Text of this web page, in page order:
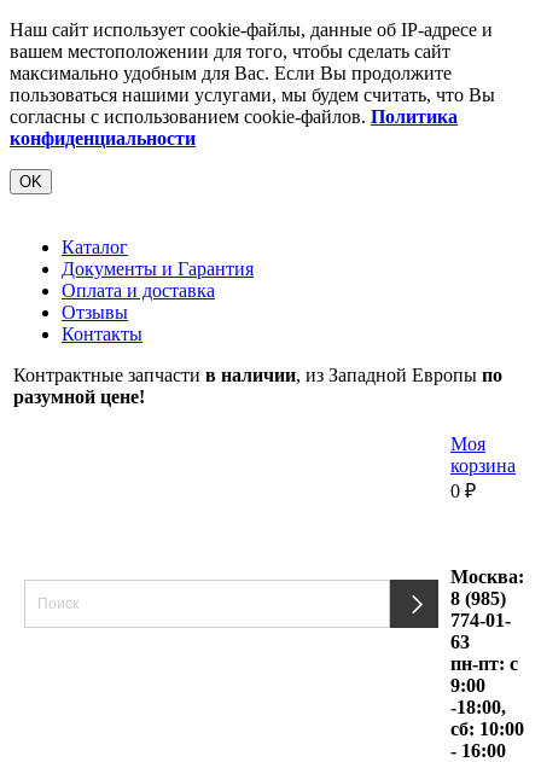
Наш сайт использует cookie-файлы, данные об IP-адресе и
вашем местоположении для того, чтобы сделать сайт
максимально удобным для Вас. Если Вы продолжите
пользоваться нашими услугами, мы будем считать, что Вы
согласны с использованием cookie-файлов. Политика
конфиденциальности
OK
Каталог
Документы и Гарантия
Оплата и доставка
Отзывы
Контакты
Контрактные запчасти в наличии, из Западной Европы по
разумной цене!
Моя
корзина
0 ₽
Москва:
8 (985)
774-01-
63
пн-пт: с
9:00
-18:00,
сб: 10:00
- 16:00